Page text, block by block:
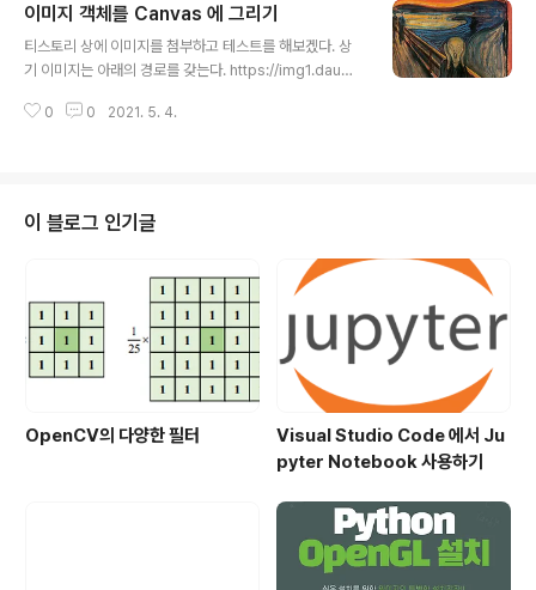
s.height = window.innerHeight; //...drawing cod
e... } CSS html, body { width: 100%; height: 100%;
margin: 0; }
이미지 객체를 Canvas 에 그리기
티스토리 상에 이미지를 첨부하고 테스트를 해보겠다. 상
기 이미지는 아래의 경로를 갖는다. https://img1.daumc
me=https%3A%2F%2Fblog.kakaocdn.net%2Fd
주소를 출력하였다. Canvas 객체를 생성하여 이미지를
그리는 코드 Your browser does not support the H
TML5 canvas tag. 상기 코드는 canvas를 생성하고 이
전의 생성한 img 객체를 canvas 에 드로잉 하는 ..
0 0 2021. 5. 4.
이 블로그 인기글
OpenCV의 다양한 필터
Visual Studio Code 에서 Ju
pyter Notebook 사용하기